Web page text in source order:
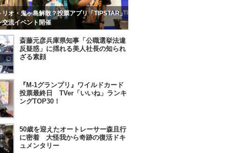
リオ・鬼ヶ島解散？投票アプリ「TIPSTAR」
交流イベント開催
斎藤元彦兵庫県知事「公職選挙法違
反疑惑」に揺れる美人社長の知られ
ざる素顔
『M-1グランプリ』ワイルドカード
投票最終日 TVer「いいね」ランキ
ングTOP30！
50歳を迎えたオートレーサー森且行
に密着 大怪我から奇跡の復活ドキ
ュメンタリー